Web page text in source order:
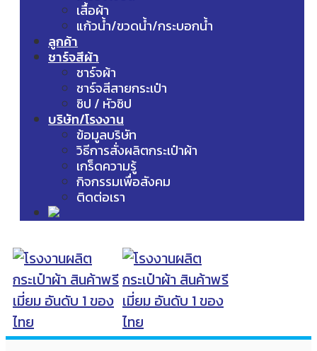
เสื้อผ้า
แก้วน้ำ/ขวดน้ำ/กระบอกน้ำ
ลูกค้า
ชาร์จสีผ้า
ชาร์จผ้า
ชาร์จสีสายกระเป๋า
ซิป / หัวซิป
บริษัท/โรงงาน
ข้อมูลบริษัท
วิธีการสั่งผลิตกระเป๋าผ้า
เกร็ดความรู้
กิจกรรมเพื่อสังคม
ติดต่อเรา